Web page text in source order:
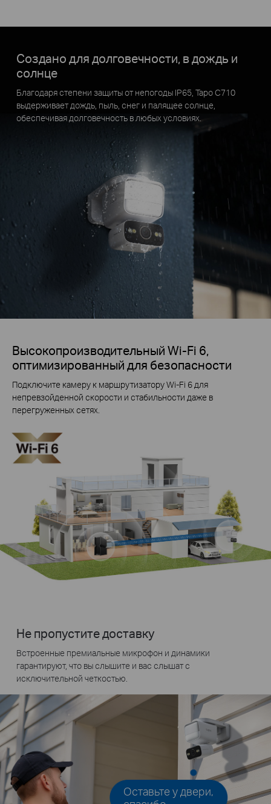
Создано для долговечности, в дождь и
солнце
Благодаря степени защиты от непогоды IP65, Tapo C710
выдерживает дождь, пыль, снег и палящее солнце,
обеспечивая долговечность в любых условиях.
Высокопроизводительный Wi-Fi 6,
оптимизированный для безопасности
Подключите камеру к маршрутизатору Wi-Fi 6 для
непревзойденной скорости и стабильности даже в
перегруженных сетях.
Не пропустите доставку
Встроенные премиальные микрофон и динамики
гарантируют, что вы слышите и вас слышат с
исключительной четкостью.
Оставьте у двери,